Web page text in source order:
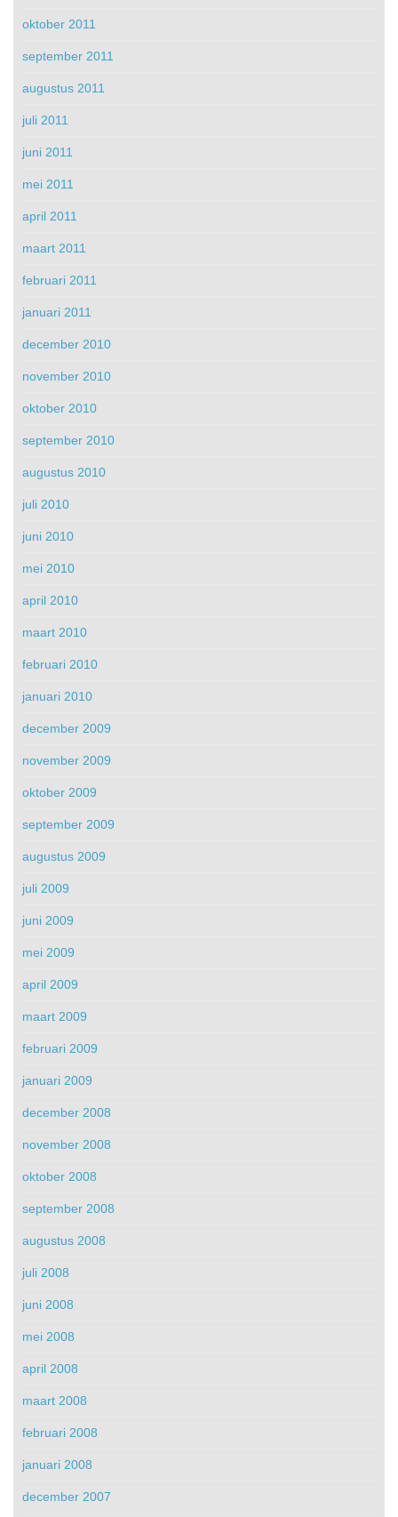
oktober 2011
september 2011
augustus 2011
juli 2011
juni 2011
mei 2011
april 2011
maart 2011
februari 2011
januari 2011
december 2010
november 2010
oktober 2010
september 2010
augustus 2010
juli 2010
juni 2010
mei 2010
april 2010
maart 2010
februari 2010
januari 2010
december 2009
november 2009
oktober 2009
september 2009
augustus 2009
juli 2009
juni 2009
mei 2009
april 2009
maart 2009
februari 2009
januari 2009
december 2008
november 2008
oktober 2008
september 2008
augustus 2008
juli 2008
juni 2008
mei 2008
april 2008
maart 2008
februari 2008
januari 2008
december 2007